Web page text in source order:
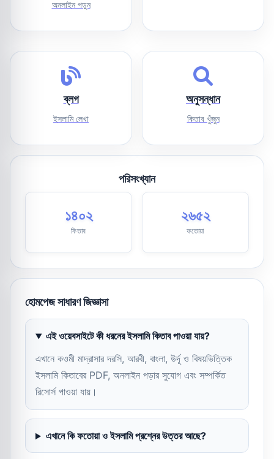
অনলাইন পড়ুন
ব্লগ
ইসলামি লেখা
অনুসন্ধান
কিতাব খুঁজুন
পরিসংখ্যান
১৪০২
কিতাব
২৬৫২
ফতোয়া
হোমপেজ সাধারণ জিজ্ঞাসা
এই ওয়েবসাইটে কী ধরনের ইসলামি কিতাব পাওয়া যায়?
এখানে কওমী মাদ্রাসার দরসি, আরবী, বাংলা, উর্দূ ও বিষয়ভিত্তিক
ইসলামি কিতাবের PDF, অনলাইন পড়ার সুযোগ এবং সম্পর্কিত
রিসোর্স পাওয়া যায়।
এখানে কি ফতোয়া ও ইসলামি প্রশ্নের উত্তর আছে?